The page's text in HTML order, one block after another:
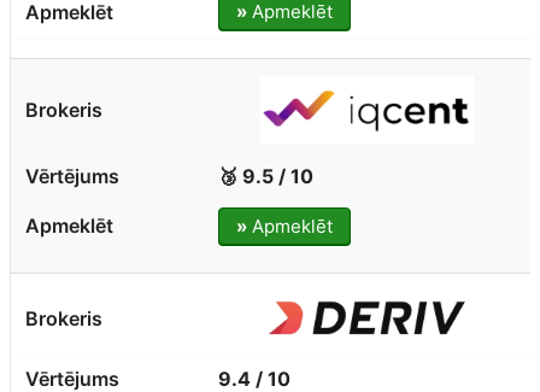
»Apmeklēt
🥉 9.5 / 10
»Apmeklēt
9.4 / 10